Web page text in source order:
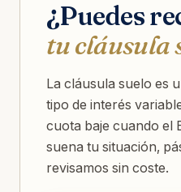
¿Puedes
tu cláusula
La cláusula suelo es
tipo de interés
cuota baje cuando el
suena tu situación,
revisamos sin coste.